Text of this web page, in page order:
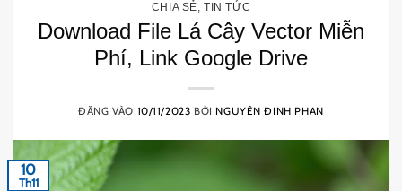
CHIA SẺ ,TIN TỨC
Download File Lá Cây Vector Miễn
Phí, Link Google Drive
ĐĂNG VÀO 10/11/2023 BỞI NGUYÊN ĐINH PHAN
10
Th11